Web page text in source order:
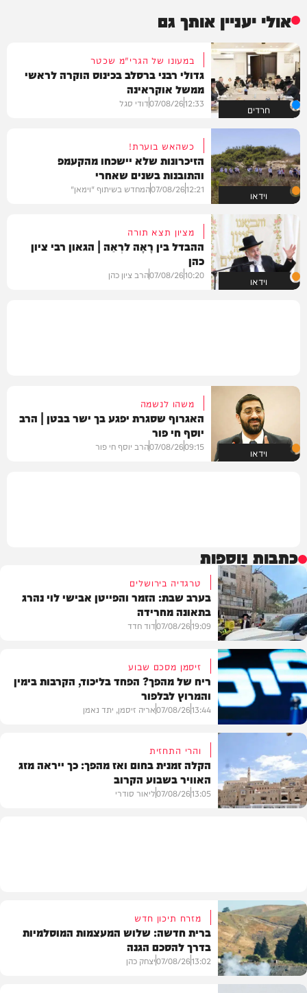
אולי יעניין אותך גם
חרדים
במעונו של הגרי"מ שכטר
גדולי רבני ברסלב בכינוס הוקרה לראשי
ממשל אוקראינה
12:33
07/08/26דודי סגל
וידאו
כשהאש בוערת!
הזיכרונות שלא יישכחו מהקעמפ
והתובנות בשנים שאחרי
12:21
07/08/26המחדש בשיתוף "וימאן"
וידאו
מציון תצא תורה
ההבדל בין רָאָה לרְאֵה | הגאון רבי ציון
כהן
10:20
07/08/26הרב ציון כהן
וידאו
משהו לנשמה
האגרוף שסגרת יפגע בך ישר בבטן | הרב
יוסף חי פור
09:15
07/08/26הרב יוסף חי פור
כתבות נוספות
בארץ
טרגדיה בירושלים
בערב שבת: הזמר והפייטן אבישי לוי נהרג
בתאונה מחרידה
19:09
07/08/26דוד חדד
פוליטי
זיסמן מסכם שבוע
ריח של מהפך? הפחד בליכוד, הקרבות בימין
והמרוץ לבלפור
13:44
07/08/26אריה זיסמן, יתד נאמן
והרי התחזית
הקלה זמנית בחום ואז מהפך: כך ייראה מזג
האוויר בשבוע הקרוב
13:05
07/08/26ליאור סודרי
מזרח תיכון חדש
ברית חדשה: שלוש המעצמות המוסלמיות
בדרך להסכם הגנה
13:02
07/08/26יצחק כהן